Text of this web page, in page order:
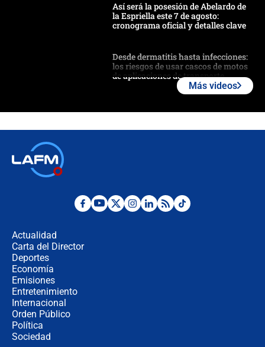
Así será la posesión de Abelardo de
la Espriella este 7 de agosto:
cronograma oficial y detalles clave
Desde dermatitis hasta infecciones:
los riesgos de usar cascos de motos
de aplicaciones de transporte
celular? Requisitos, pasos y
Posesión de Abelardo De La Espriella
Más videos
Actualidad
Carta del Director
Deportes
Economía
Emisiones
Entretenimiento
Internacional
Orden Público
Política
Sociedad